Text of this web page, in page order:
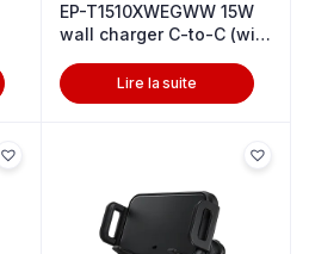
EP-T1510XWEGWW 15W
wall charger C-to-C (with
Lire la suite